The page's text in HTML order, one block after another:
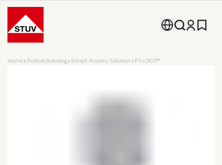
Go To the Homepage
Home Produktkatalog Smart Access Solution PYLOCX®